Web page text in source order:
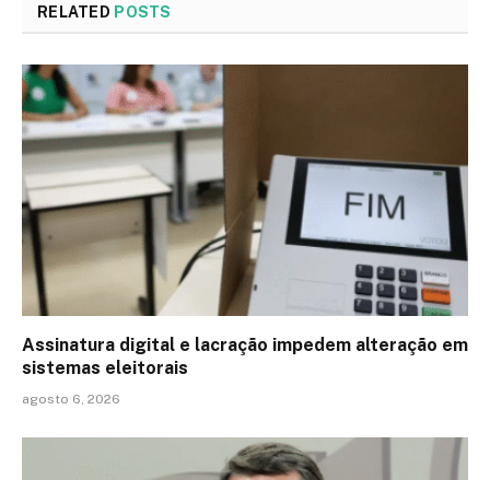
RELATED POSTS
Assinatura digital e lacração impedem alteração em
sistemas eleitorais
agosto 6, 2026